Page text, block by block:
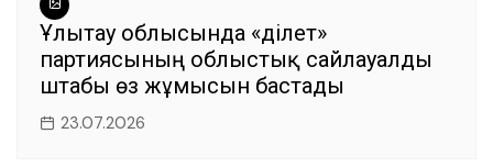
Ұлытау облысында «Әділет»
партиясының облыстық сайлауалды
штабы өз жұмысын бастады
23.07.2026